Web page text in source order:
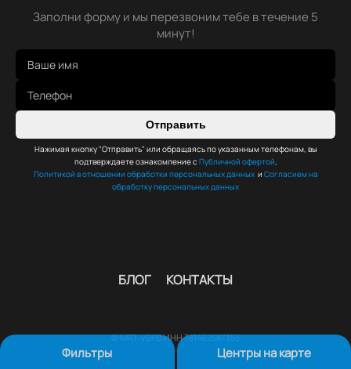
Фильтры Центры на карте
Заполни форму и мы перезвоним тебе в течение 5
минут!
Отправить
Нажимая кнопку "Отправить" или обращаясь по указанным телефонам, вы
подтверждаете ознакомление с Публичной офертой,
Политикой в отношении обработки персональных данных и Согласием на
обработку персональных данных
БЛОГ КОНТАКТЫ
© MRT-vSPB ИНН 781462587353